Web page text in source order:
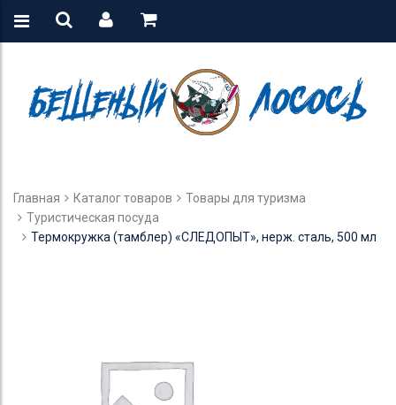
Главная Каталог товаров
Товары для туризма
Туристическая посуда
Термокружка (тамблер) «СЛЕДОПЫТ», нерж. сталь, 500 мл